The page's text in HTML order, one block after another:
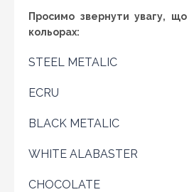
Просимо звернути увагу,
кольорах:
STEEL METALIC
ECRU
BLACK METALIC
WHITE ALABASTER
CHOCOLATE